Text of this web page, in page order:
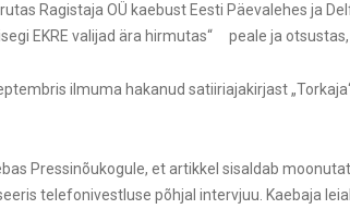
Ragistaja OÜ kaebust Eesti Päevalehes ja
EKRE valijad ära hirmutas“ peale ja
ilmuma hakanud satiiriajakirjast
Pressinõukogule, et artikkel sisaldab
telefonivestluse põhjal intervjuu. Kaebaja